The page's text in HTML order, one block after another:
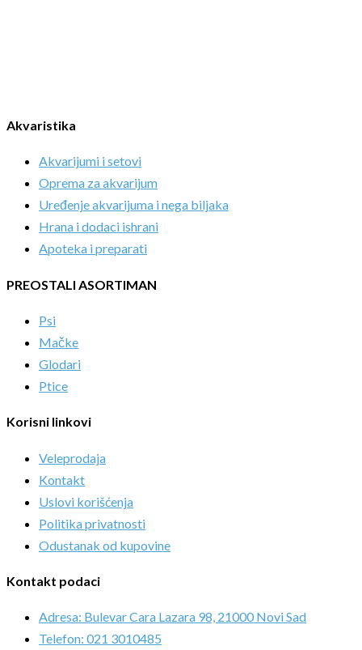
Akvaristika
Akvarijumi i setovi
Oprema za akvarijum
Uređenje akvarijuma i nega biljaka
Hrana i dodaci ishrani
Apoteka i preparati
PREOSTALI ASORTIMAN
Psi
Mačke
Glodari
Ptice
Korisni linkovi
Veleprodaja
Kontakt
Uslovi korišćenja
Politika privatnosti
Odustanak od kupovine
Kontakt podaci
Adresa: Bulevar Cara Lazara 98, 21000 Novi Sad
Telefon: 021 3010485